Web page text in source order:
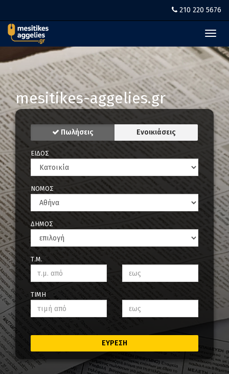
210 220 5676
mesitikes-aggelies.gr
Πωλήσεις Ενοικιάσεις
ΕΙΔΟΣ
ΝΟΜΟΣ
ΔΗΜΟΣ
Τ.Μ.
ΤΙΜΗ
ΕΥΡΕΣΗ